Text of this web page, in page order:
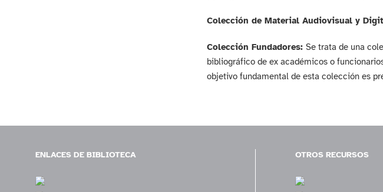
Colección de Material Audiovisual y
Colección Fundadores: Se trata de una
bibliográfico de ex académicos o
objetivo fundamental de esta colección es
ENLACES DE BIBLIOTECA OTROS RECURSOS